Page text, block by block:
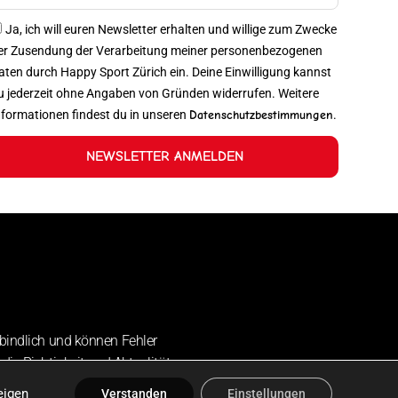
Ja, ich will euren Newsletter erhalten und willige zum Zwecke
Zusendung der Verarbeitung meiner personenbezogenen
durch Happy Sport Zürich ein. Deine Einwilligung kannst
jederzeit ohne Angaben von Gründen widerrufen. Weitere
findest du in unseren Datenschutzbestimmungen.
NEWSLETTER ANMELDEN
und können Fehler
Richtigkeit und Aktualität
Verstanden Einstellungen